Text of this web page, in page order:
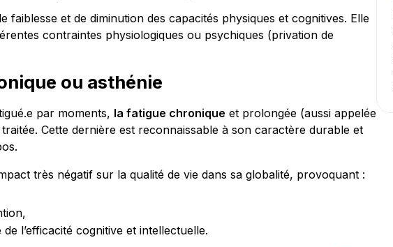
faiblesse et de diminution des capacités physiques et cognitives. Elle
contraintes physiologiques ou psychiques (privation de
ou asthénie
par moments, la fatigue chronique et prolongée (aussi appelée
traitée. Cette dernière est reconnaissable à son caractère durable et
très négatif sur la qualité de vie dans sa globalité, provoquant :
de l’efficacité cognitive et intellectuelle.